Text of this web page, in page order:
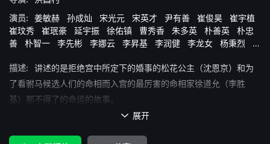
演员:
姜敏赫 孙成灿 宋光元 宋英才 尹有善 崔俊昊
崔宇植
崔玟秀
崔珉豪 延宇振 徐佑镇 曹秀香 朱多英 朴善英
朴忠
善
朴智一 李先彬 李娜云 李昇基 李润健 李龙女 杨秉烈
柳
描述:
讲述的是拒绝宫中所定下的婚事的松花公主（沈恩京）和为
了看驸马候选人们的命相而入宫的最厉害的命相家徐道允（李胜
基）那不得了的命运的故事。
 展开